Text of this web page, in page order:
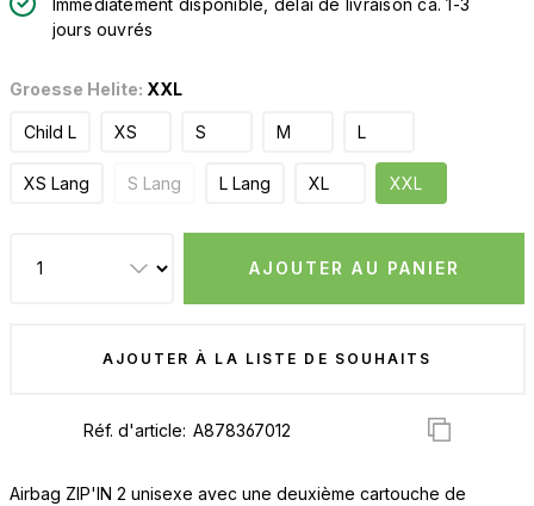
Immédiatement disponible, délai de livraison ca. 1-3
jours ouvrés
Groesse Helite: XXL
Child L XS S M L
XS Lang S Lang L Lang XL XXL
AJOUTER AU PANIER
AJOUTER À LA LISTE DE SOUHAITS
Réf. d'article:
Airbag ZIP'IN 2 unisexe avec une deuxième cartouche de